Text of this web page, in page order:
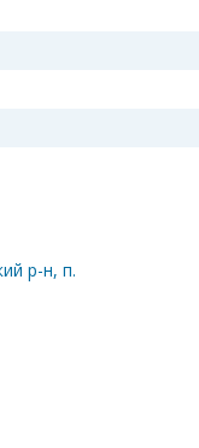
р-н, п.